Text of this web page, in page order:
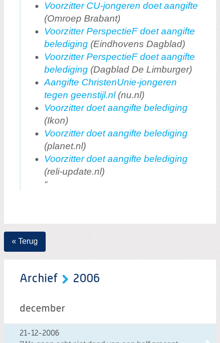
Voorzitter CU-jongeren doet aangifte
(Omroep Brabant)
Voorzitter PerspectieF doet aangifte
belediging(Eindhovens Dagblad)
Voorzitter PerspectieF doet aangifte
belediging(Dagblad De Limburger)
Aangifte ChristenUnie-jongeren
tegen geenstijl.nl(nu.nl)
Voorzitter doet aangifte belediging
(Ikon)
Voorzitter doet aangifte belediging
(planet.nl)
Voorzitter doet aangifte belediging
(reli-update.nl)
« Terug
Archief 2006
december
21-12-2006